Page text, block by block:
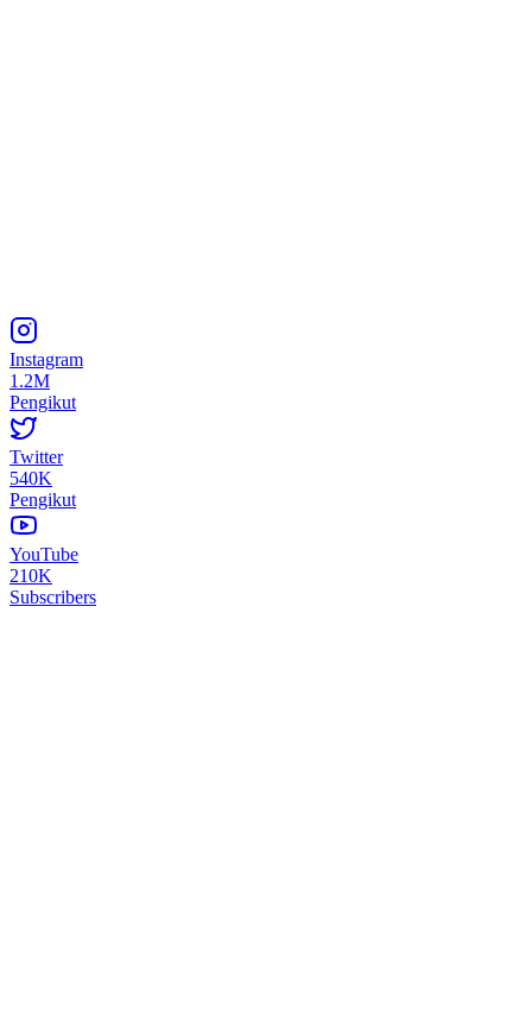
Instagram
1.2M
Pengikut
Twitter
540K
Pengikut
YouTube
210K
Subscribers